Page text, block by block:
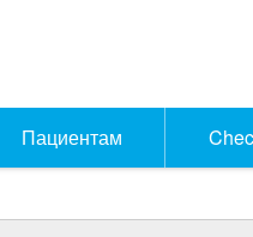
Пациентам